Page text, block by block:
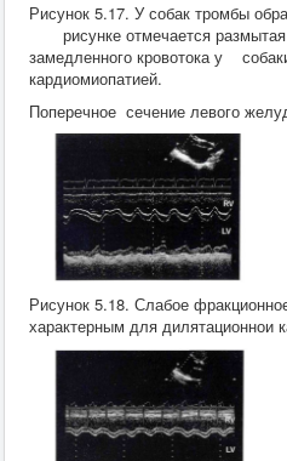
Рисунок 5.17. У собак тромбы
рисунке отмечается размытая
замедленного кровотока у
кардиомиопатией.
Поперечное сечение левого
Рисунок 5.18. Слабое
характерным для дилятационнои